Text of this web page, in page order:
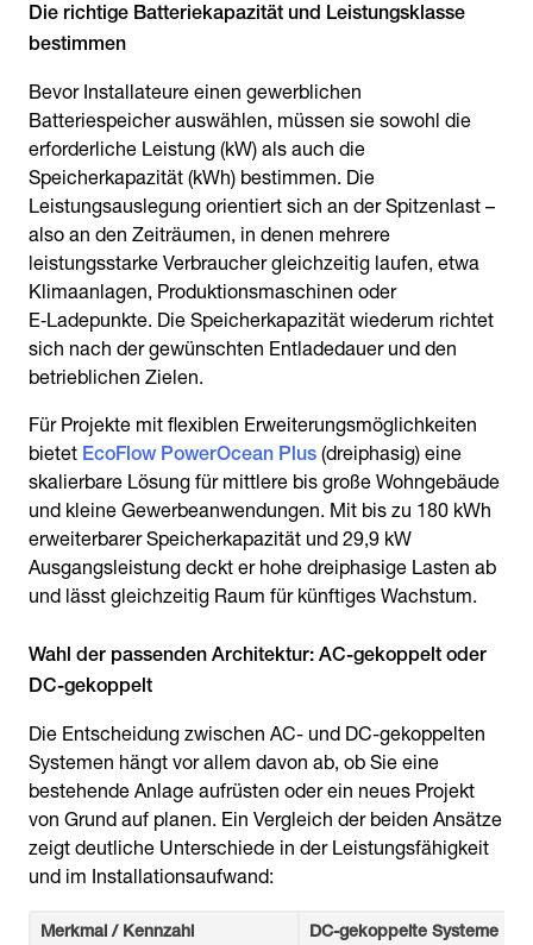
Die richtige Batteriekapazität und Leistungsklasse
Bevor Installateure einen gewerblichen
Batteriespeicher auswählen, müssen sie sowohl die
erforderliche Leistung (kW) als auch die
Speicherkapazität (kWh) bestimmen. Die
Leistungsauslegung orientiert sich an der Spitzenlast –
also an den Zeiträumen, in denen mehrere
leistungsstarke Verbraucher gleichzeitig laufen, etwa
Klimaanlagen, Produktionsmaschinen oder
E‑Ladepunkte. Die Speicherkapazität wiederum richtet
sich nach der gewünschten Entladedauer und den
betrieblichen Zielen.
Für Projekte mit flexiblen Erweiterungsmöglichkeiten
bietet EcoFlow PowerOcean Plus (dreiphasig) eine
skalierbare Lösung für mittlere bis große Wohngebäude
und kleine Gewerbeanwendungen. Mit bis zu 180 kWh
erweiterbarer Speicherkapazität und 29,9 kW
Ausgangsleistung deckt er hohe dreiphasige Lasten ab
und lässt gleichzeitig Raum für künftiges Wachstum.
Wahl der passenden Architektur: AC-gekoppelt oder
Die Entscheidung zwischen AC- und DC-gekoppelten
Systemen hängt vor allem davon ab, ob Sie eine
bestehende Anlage aufrüsten oder ein neues Projekt
von Grund auf planen. Ein Vergleich der beiden Ansätze
zeigt deutliche Unterschiede in der Leistungsfähigkeit
und im Installationsaufwand:
Merkmal / Kennzahl DC-gekoppelte Systeme